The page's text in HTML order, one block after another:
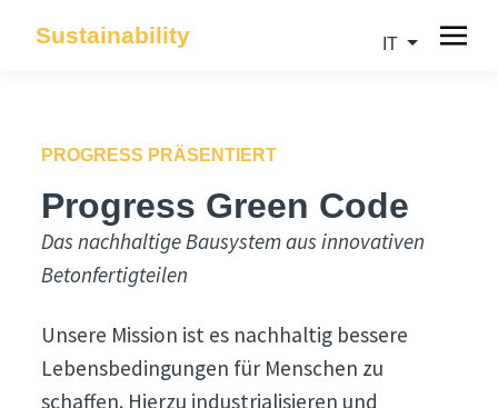
Sustainability IT
PROGRESS PRÄSENTIERT
Progress Green Code
Das nachhaltige Bausystem aus innovativen
Betonfertigteilen
Unsere Mission ist es nachhaltig bessere
Lebensbedingungen für Menschen zu
schaffen. Hierzu industrialisieren und